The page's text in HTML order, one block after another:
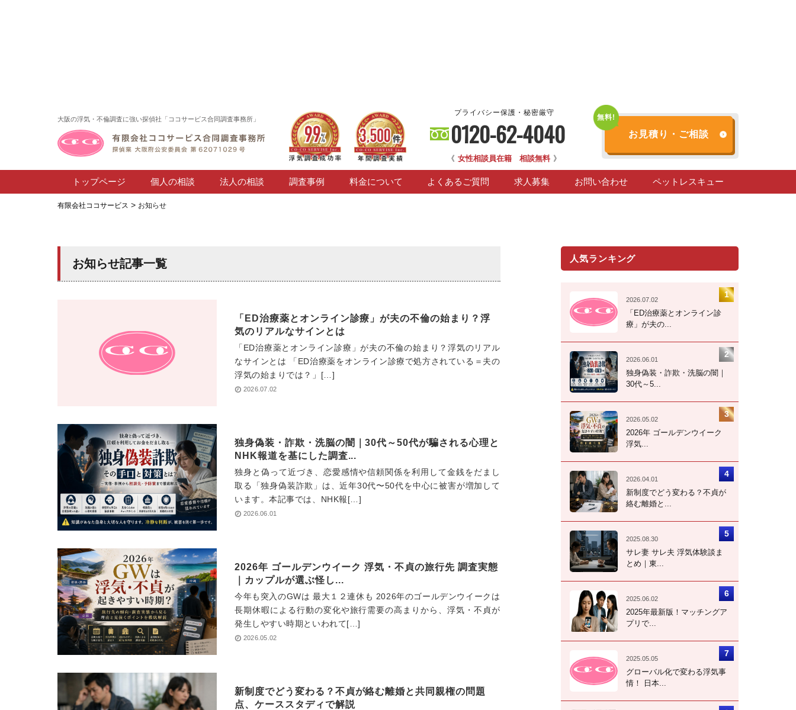
大阪の浮気・不倫調査に強い探偵社「ココサービス合同調査事務所」
プライバシー保護・秘密厳守
0120-62-4040
《 女性相談員在籍 相談無料 》
お見積り・ご相談
トップページ 個人の相談 法人の相談 調査事例 料金について よくあるご質問 求人募集 お問い合わせ ペットレスキュー
有限会社ココサービス > お知らせ
お知らせ記事一覧
「ED治療薬とオンライン診療」が夫の不倫の始まり？浮
気のリアルなサインとは
「ED治療薬とオンライン診療」が夫の不倫の始まり？浮気のリアル
なサインとは 「ED治療薬をオンライン診療で処方されている＝夫の
浮気の始まりでは？」[…]
2026.07.02
独身偽装・詐欺・洗脳の闇｜30代～50代が騙される心理と
NHK報道を基にした調査...
独身と偽って近づき、恋愛感情や信頼関係を利用して金銭をだまし
取る「独身偽装詐欺」は、近年30代〜50代を中心に被害が増加して
います。本記事では、NHK報[…]
2026.06.01
2026年 ゴールデンウイーク 浮気・不貞の旅行先 調査実態
｜カップルが選ぶ怪し...
今年も突入のGWは 最大１２連休も 2026年のゴールデンウイークは
長期休暇による行動の変化や旅行需要の高まりから、浮気・不貞が
発生しやすい時期といわれて[…]
2026.05.02
新制度でどう変わる？不貞が絡む離婚と共同親権の問題
点、ケーススタディで解説
人気ランキング
2026.07.02
「ED治療薬とオンライン診
療」が夫の...
2026.06.01
独身偽装・詐欺・洗脳の闇｜
30代～5...
2026.05.02
2026年 ゴールデンウイーク
浮気...
2026.04.01
新制度でどう変わる？不貞が
絡む離婚と...
2025.08.30
サレ妻 サレ夫 浮気体験談ま
とめ｜東...
2025.06.02
2025年最新版！マッチングア
プリで...
2025.05.05
グローバル化で変わる浮気事
情！ 日本...